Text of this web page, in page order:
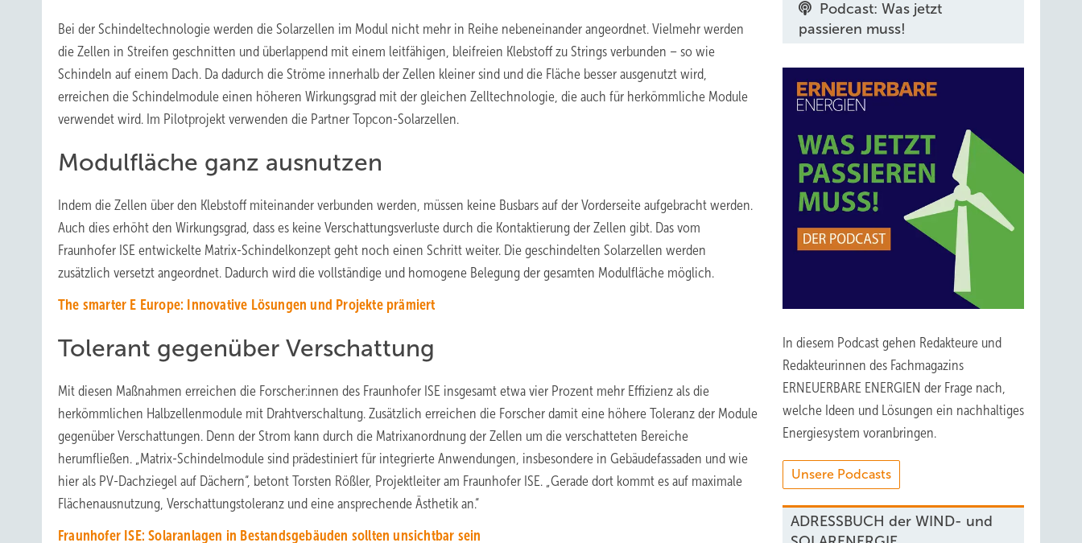
Bei der Schindeltechnologie werden die Solarzellen im Modul nicht mehr in Reihe nebeneinander angeordnet. Vielmehr werden
die Zellen in Streifen geschnitten und überlappend mit einem leitfähigen, bleifreien Klebstoff zu Strings verbunden – so wie
Schindeln auf einem Dach. Da dadurch die Ströme innerhalb der Zellen kleiner sind und die Fläche besser ausgenutzt wird,
erreichen die Schindelmodule einen höheren Wirkungsgrad mit der gleichen Zelltechnologie, die auch für herkömmliche Module
verwendet wird. Im Pilotprojekt verwenden die Partner Topcon-Solarzellen.
Modulfläche ganz ausnutzen
Indem die Zellen über den Klebstoff miteinander verbunden werden, müssen keine Busbars auf der Vorderseite aufgebracht werden.
Auch dies erhöht den Wirkungsgrad, dass es keine Verschattungsverluste durch die Kontaktierung der Zellen gibt. Das vom
Fraunhofer ISE entwickelte Matrix-Schindelkonzept geht noch einen Schritt weiter. Die geschindelten Solarzellen werden
zusätzlich versetzt angeordnet. Dadurch wird die vollständige und homogene Belegung der gesamten Modulfläche möglich.
The smarter E Europe: Innovative Lösungen und Projekte prämiert
Tolerant gegenüber Verschattung
Mit diesen Maßnahmen erreichen die Forscher:innen des Fraunhofer ISE insgesamt etwa vier Prozent mehr Effizienz als die
herkömmlichen Halbzellenmodule mit Drahtverschaltung. Zusätzlich erreichen die Forscher damit eine höhere Toleranz der Module
gegenüber Verschattungen. Denn der Strom kann durch die Matrixanordnung der Zellen um die verschatteten Bereiche
herumfließen. „Matrix-Schindelmodule sind prädestiniert für integrierte Anwendungen, insbesondere in Gebäudefassaden und wie
hier als PV-Dachziegel auf Dächern“, betont Torsten Rößler, Projektleiter am Fraunhofer ISE. „Gerade dort kommt es auf maximale
Flächenausnutzung, Verschattungstoleranz und eine ansprechende Ästhetik an.“
Fraunhofer ISE: Solaranlagen in Bestandsgebäuden sollten unsichtbar sein
Podcast: Was jetzt
passieren muss!
In diesem Podcast gehen Redakteure und
Redakteurinnen des Fachmagazins
ERNEUERBARE ENERGIEN der Frage nach,
welche Ideen und Lösungen ein nachhaltiges
Energiesystem voranbringen.
Unsere Podcasts
ADRESSBUCH der WIND- und